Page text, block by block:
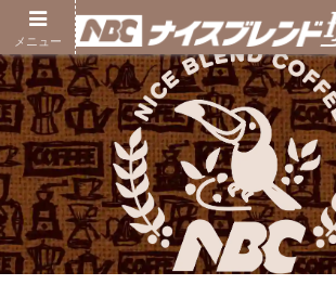
ナイスブレンド珈琲｜熊本の自家焙煎コー
メニュー